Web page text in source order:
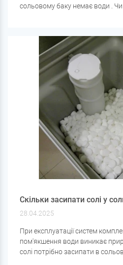
сольовому баку немає води .
Скільки засипати солі у
28.04.2025
При експлуатації систем
пом'якшення води виникає
солі потрібно засипати в